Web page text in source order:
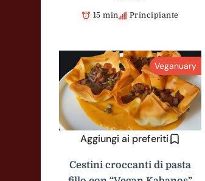
15 min Principiante
Aggiungi ai preferiti
Veganuary
Cestini croccanti di pasta